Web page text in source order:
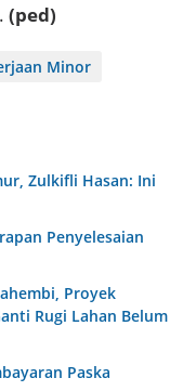
(ped)
Minor
Zulkifli Hasan: Ini
Penyelesaian
Proyek
Rugi Lahan Belum
Paska